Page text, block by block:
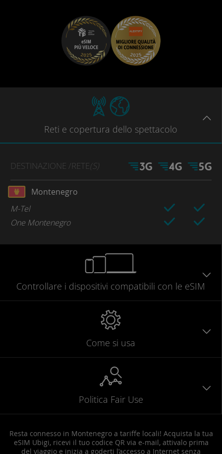
Reti e copertura dello spettacolo
DESTINAZIONE /RETE(S)
Montenegro
M-Tel
One Montenegro
Controllare i dispositivi compatibili con le eSIM
Come si usa
Politica Fair Use
Resta connesso in Montenegro a tariffe locali! Acquista la tua
eSIM Ubigi, ricevi il tuo codice QR via e-mail, attivalo prima
del viaggio e inizia a goderti l’accesso a Internet senza